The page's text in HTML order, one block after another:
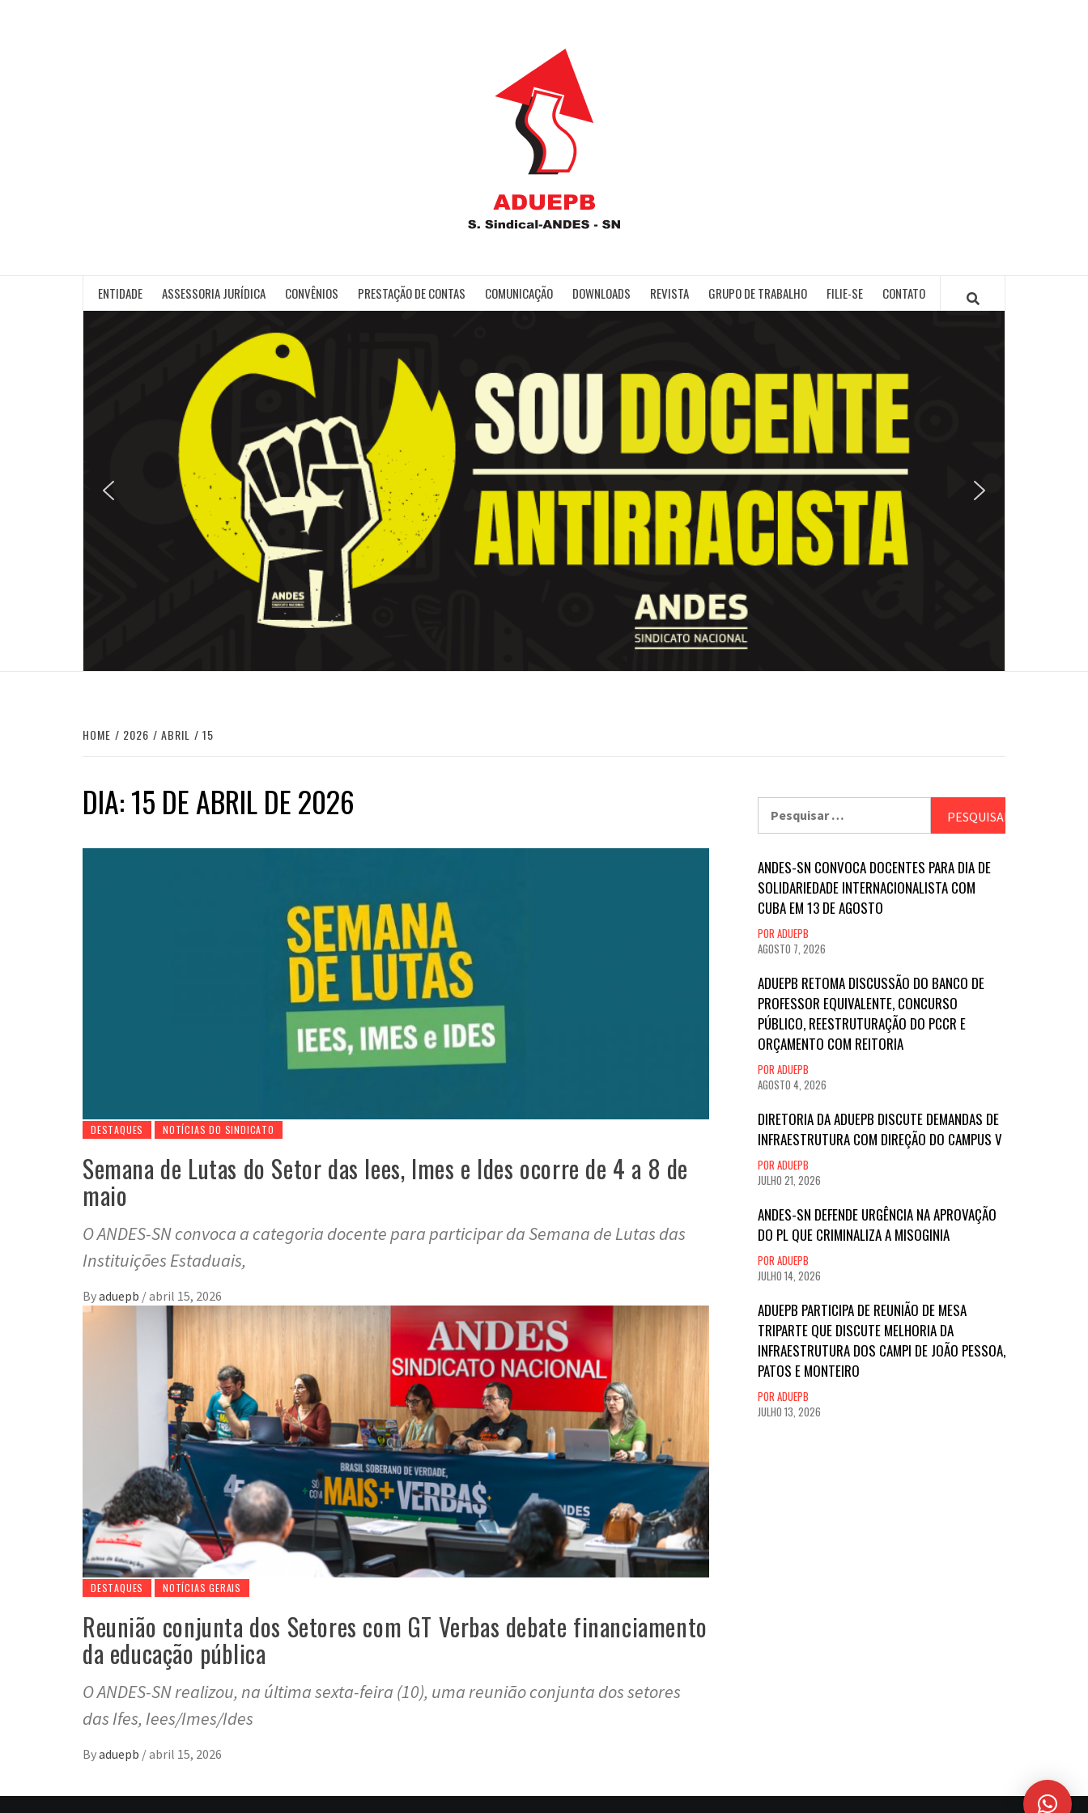
ENTIDADE ASSESSORIA JURÍDICA CONVÊNIOS PRESTAÇÃO DE CONTAS COMUNICAÇÃO DOWNLOADS REVISTA GRUPO DE TRABALHO FILIE-SE CONTATO
HOME 2026 ABRIL 15
DIA:15 DE ABRIL DE 2026
DESTAQUES NOTÍCIAS DO SINDICATO
Semana de Lutas do Setor das Iees, Imes e Ides ocorre de 4 a 8 de
maio
O ANDES-SN convoca a categoria docente para participar da Semana de Lutas das
Instituições Estaduais,
Byaduepb /abril 15, 2026
DESTAQUES NOTÍCIAS GERAIS
Reunião conjunta dos Setores com GT Verbas debate financiamento
da educação pública
O ANDES-SN realizou, na última sexta-feira (10), uma reunião conjunta dos setores
das Ifes, Iees/Imes/Ides
Byaduepb /abril 15, 2026
por:
ANDES-SN CONVOCA DOCENTES PARA DIA DE
SOLIDARIEDADE INTERNACIONALISTA COM
CUBA EM 13 DE AGOSTO
POR ADUEPB
AGOSTO 7, 2026
ADUEPB RETOMA DISCUSSÃO DO BANCO DE
PROFESSOR EQUIVALENTE, CONCURSO
PÚBLICO, REESTRUTURAÇÃO DO PCCR E
ORÇAMENTO COM REITORIA
POR ADUEPB
AGOSTO 4, 2026
DIRETORIA DA ADUEPB DISCUTE DEMANDAS DE
INFRAESTRUTURA COM DIREÇÃO DO CAMPUS V
POR ADUEPB
JULHO 21, 2026
ANDES-SN DEFENDE URGÊNCIA NA APROVAÇÃO
DO PL QUE CRIMINALIZA A MISOGINIA
POR ADUEPB
JULHO 14, 2026
ADUEPB PARTICIPA DE REUNIÃO DE MESA
TRIPARTE QUE DISCUTE MELHORIA DA
INFRAESTRUTURA DOS CAMPI DE JOÃO PESSOA,
PATOS E MONTEIRO
POR ADUEPB
JULHO 13, 2026